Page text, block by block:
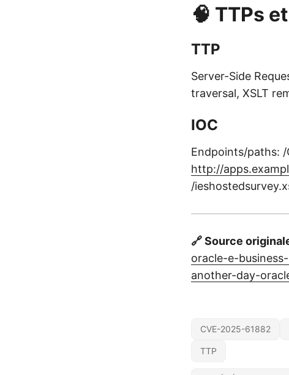
🧠 TTPs
TTP
Server-Side
traversal, XSLT
IOC
Endpoints/paths:
http://
/
🔗 Source
oracle-e-
another-day-
CVE-2025-61882
TTP